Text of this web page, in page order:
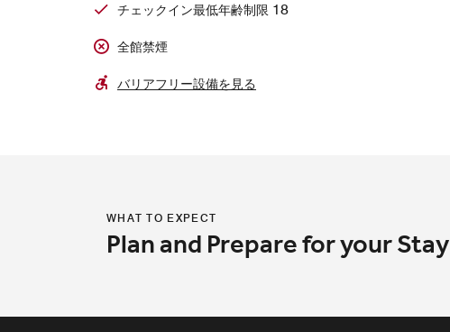
チェックイン最低年齢制限 18
全館禁煙
バリアフリー設備を見る
WHAT TO EXPECT
Plan and Prepare for your Stay